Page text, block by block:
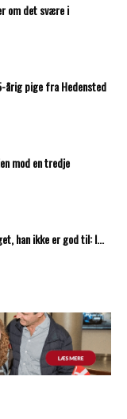
om det svære i
årig pige fra Hedensted
mod en tredje
han ikke er god til: I...